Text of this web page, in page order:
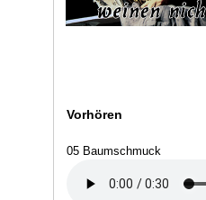
Vorhören
05 Baumschmuck